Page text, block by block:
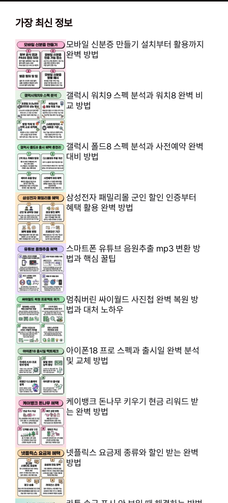
가장 최신 정보
모바일 신분증 만들기 설치부터 활용까지
완벽 방법
갤럭시 워치9 스펙 분석과 워치8 완벽 비
교 방법
갤럭시 폴드8 스펙 분석과 사전예약 완벽
대비 방법
삼성전자 패밀리몰 군인 할인 인증부터
혜택 활용 완벽 방법
스마트폰 유튜브 음원추출 mp3 변환 방
법과 핵심 꿀팁
멈춰버린 싸이월드 사진첩 완벽 복원 방
법과 대처 노하우
아이폰18 프로 스펙과 출시일 완벽 분석
및 교체 방법
케이뱅크 돈나무 키우기 현금 리워드 받
는 완벽 방법
넷플릭스 요금제 종류와 할인 받는 완벽
방법